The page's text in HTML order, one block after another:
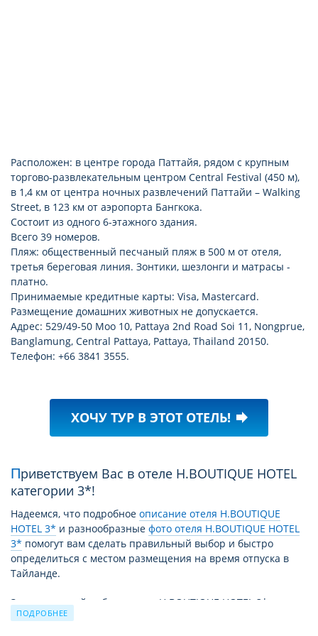
Расположен: в центре города Паттайя, рядом с крупным
торгово-развлекательным центром Central Festival (450 м),
в 1,4 км от центра ночных развлечений Паттайи – Walking
Street, в 123 км от аэропорта Бангкока.
Состоит из одного 6-этажного здания.
Всего 39 номеров.
Пляж: общественный песчаный пляж в 500 м от отеля,
третья береговая линия. Зонтики, шезлонги и матрасы -
платно.
Принимаемые кредитные карты: Visa, Mastercard.
Размещение домашних животных не допускается.
Адрес: 529/49-50 Moo 10, Pattaya 2nd Road Soi 11, Nongprue,
Banglamung, Central Pattaya, Pattaya, Thailand 20150.
Телефон: +66 3841 3555.
ХОЧУ ТУР В ЭТОТ ОТЕЛЬ! forward
Приветствуем Вас в отеле H.BOUTIQUE HOTEL
категории 3*!
Надеемся, что подробное описание отеля H.BOUTIQUE
HOTEL 3* и разнообразные фото отеля H.BOUTIQUE HOTEL
3* помогут вам сделать правильный выбор и быстро
определиться с местом размещения на время отпуска в
Тайланде.
За время своей работы отель H.BOUTIQUE HOTEL 3* принял
уже немало отдыхающих. Причиной этому не только
ПОДРОБНЕЕ